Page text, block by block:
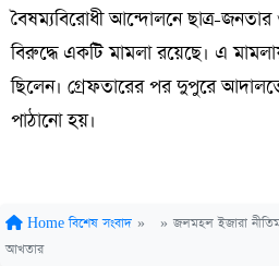
বৈষম্যবিরোধী আন্দোলনে ছাত্র-
বিরুদ্ধে একটি মামলা রয়েছে। এ
ছিলেন। গ্রেফতারের পর দুপুরে
পাঠানো হয়।
Home বিশেষ সংবাদ » » জলমহল ইজারা
আখতার